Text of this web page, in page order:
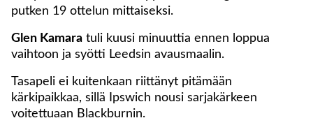
putken 19 ottelun mittaiseksi.
Glen Kamara tuli kuusi minuuttia ennen loppua
vaihtoon ja syötti Leedsin avausmaalin.
Tasapeli ei kuitenkaan riittänyt pitämään
kärkipaikkaa, sillä Ipswich nousi sarjakärkeen
voitettuaan Blackburnin.